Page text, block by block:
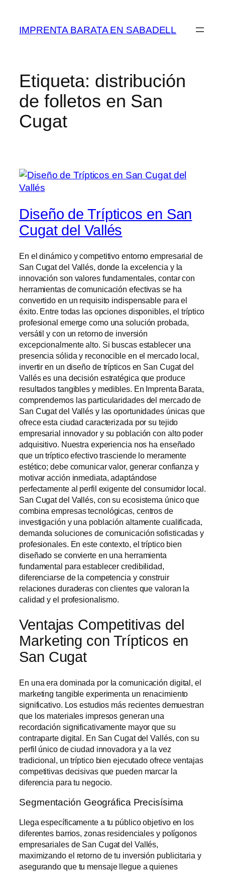
contenido
IMPRENTA BARATA EN SABADELL
Etiqueta: distribución
de folletos en San
Cugat
Diseño de Trípticos en San
Cugat del Vallés
En el dinámico y competitivo entorno empresarial de
San Cugat del Vallés, donde la excelencia y la
innovación son valores fundamentales, contar con
herramientas de comunicación efectivas se ha
convertido en un requisito indispensable para el
éxito. Entre todas las opciones disponibles, el tríptico
profesional emerge como una solución probada,
versátil y con un retorno de inversión
excepcionalmente alto. Si buscas establecer una
presencia sólida y reconocible en el mercado local,
invertir en un diseño de trípticos en San Cugat del
Valléses una decisión estratégica que produce
resultados tangibles y medibles. En Imprenta Barata,
comprendemos las particularidades del mercado de
San Cugat del Vallés y las oportunidades únicas que
ofrece esta ciudad caracterizada por su tejido
empresarial innovador y su población con alto poder
adquisitivo. Nuestra experiencia nos ha enseñado
que un tríptico efectivo trasciende lo meramente
estético; debe comunicar valor, generar confianza y
motivar acción inmediata, adaptándose
perfectamente al perfil exigente del consumidor local.
San Cugat del Vallés, con su ecosistema único que
combina empresas tecnológicas, centros de
investigación y una población altamente cualificada,
demanda soluciones de comunicación sofisticadas y
profesionales. En este contexto, el tríptico bien
diseñado se convierte en una herramienta
fundamental para establecer credibilidad,
diferenciarse de la competencia y construir
relaciones duraderas con clientes que valoran la
calidad y el profesionalismo.
Ventajas Competitivas del
Marketing con Trípticos en
San Cugat
En una era dominada por la comunicación digital, el
marketing tangible experimenta un renacimiento
significativo. Los estudios más recientes demuestran
que los materiales impresos generan una
recordación significativamente mayor que su
contraparte digital. En San Cugat del Vallés, con su
perfil único de ciudad innovadora y a la vez
tradicional, un tríptico bien ejecutado ofrece ventajas
competitivas decisivas que pueden marcar la
diferencia para tu negocio.
Segmentación Geográfica Precisísima
Llega específicamente a tu público objetivo en los
diferentes barrios, zonas residenciales y polígonos
empresariales de San Cugat del Vallés,
maximizando el retorno de tu inversión publicitaria y
asegurando que tu mensaje llegue a quienes